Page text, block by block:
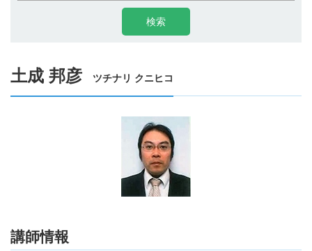
土成 邦彦 ツチナリ クニヒコ
講師情報